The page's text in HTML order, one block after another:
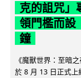
克的詛咒」
領門檻而設
鐘
《魔獸世界：至暗
於 8 月 13 日正式